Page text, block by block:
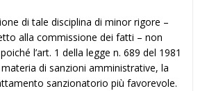
di tale disciplina di minor rigore –
alla commissione dei fatti – non
l’art. 1 della legge n. 689 del 1981
di sanzioni amministrative, la
sanzionatorio più favorevole.